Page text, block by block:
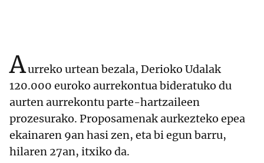
Aurreko urtean bezala, Derioko Udalak
120.000 euroko aurrekontua bideratuko du
aurten aurrekontu parte-hartzaileen
prozesurako. Proposamenak aurkezteko epea
ekainaren 9an hasi zen, eta bi egun barru,
hilaren 27an, itxiko da.